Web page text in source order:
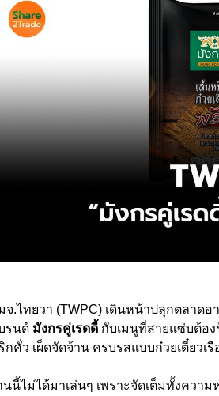
จ.ไทยวา (TWPC) เดินหน้าปลุกตลาด
รนด์ มังกรคู่เรดดี้ กับเมนูที่สายแซ่บต้อง
กคั่ว เผ็ดจัดจ้าน ครบรสแบบก๋วยเตี๋ยวเ
นนี้ไม่ได้มาเล่นๆ เพราะจัดเต็มทั้งคว